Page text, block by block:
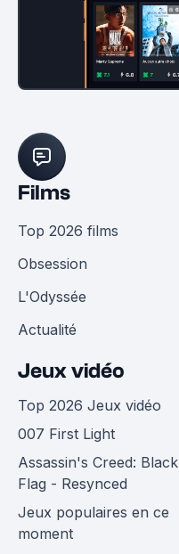
Films
Top 2026 films
Obsession
L'Odyssée
Actualité
Jeux vidéo
Top 2026 Jeux vidéo
007 First Light
Assassin's Creed: Black
Flag - Resynced
Jeux populaires en ce
moment